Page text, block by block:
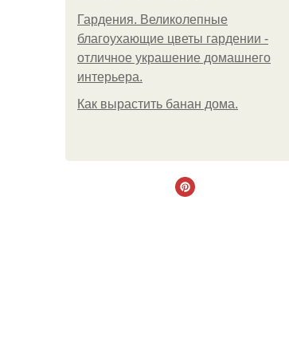
Гардения. Великолепные
благоухающие цветы гардении -
отличное украшение домашнего
интерьера.
Как вырастить банан дома.